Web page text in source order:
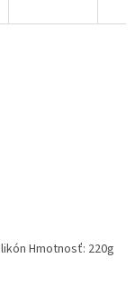
Hmotnosť: 220g